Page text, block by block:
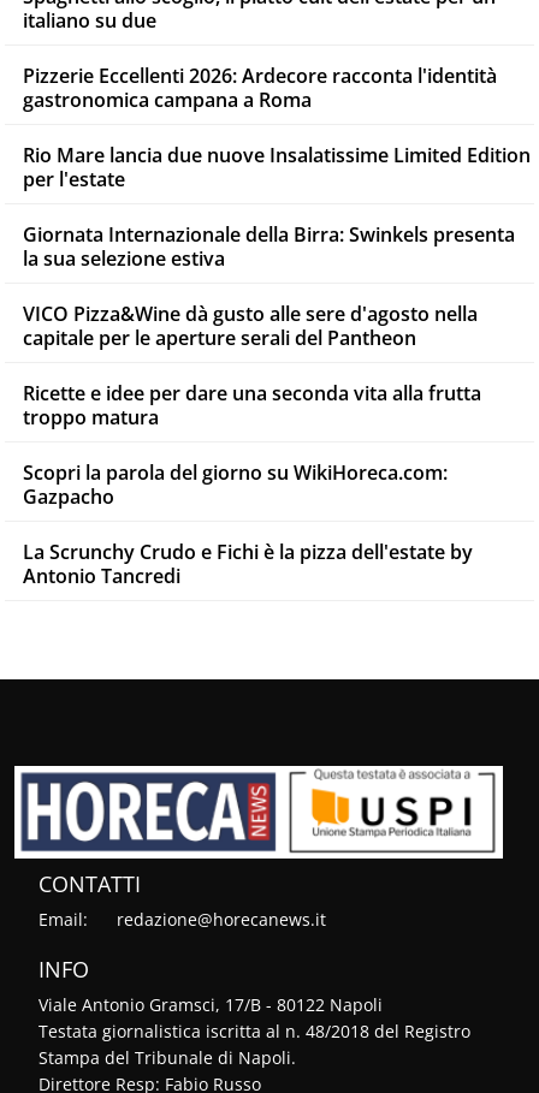
italiano su due
Pizzerie Eccellenti 2026: Ardecore racconta l'identità
gastronomica campana a Roma
Rio Mare lancia due nuove Insalatissime Limited Edition
per l'estate
Giornata Internazionale della Birra: Swinkels presenta
la sua selezione estiva
VICO Pizza&Wine dà gusto alle sere d'agosto nella
capitale per le aperture serali del Pantheon
Ricette e idee per dare una seconda vita alla frutta
troppo matura
Scopri la parola del giorno su WikiHoreca.com:
Gazpacho
La Scrunchy Crudo e Fichi è la pizza dell'estate by
Antonio Tancredi
CONTATTI
Email: redazione@horecanews.it
INFO
Viale Antonio Gramsci, 17/B - 80122 Napoli
Testata giornalistica iscritta al n. 48/2018 del Registro
Stampa del Tribunale di Napoli.
Direttore Resp: Fabio Russo